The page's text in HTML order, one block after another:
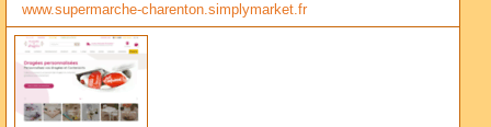
www.supermarche-charenton.simplymarket.fr